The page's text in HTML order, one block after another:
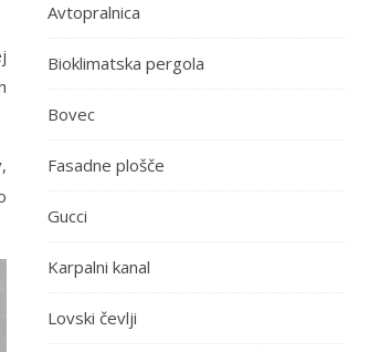
Avtopralnica
Bioklimatska pergola
Bovec
Fasadne plošče
Gucci
Karpalni kanal
Lovski čevlji